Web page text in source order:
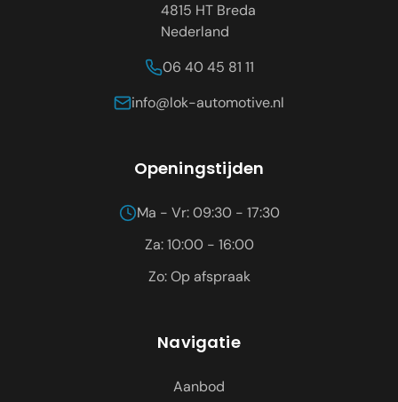
4815 HT Breda
Nederland
06 40 45 81 11
info@lok-automotive.nl
Openingstijden
Ma - Vr: 09:30 - 17:30
Za: 10:00 - 16:00
Zo: Op afspraak
Navigatie
Aanbod